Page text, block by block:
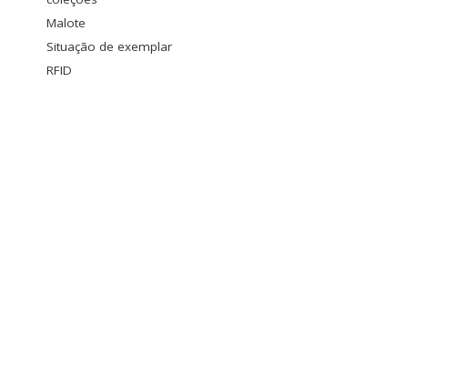
Malote
Situação de exemplar
RFID